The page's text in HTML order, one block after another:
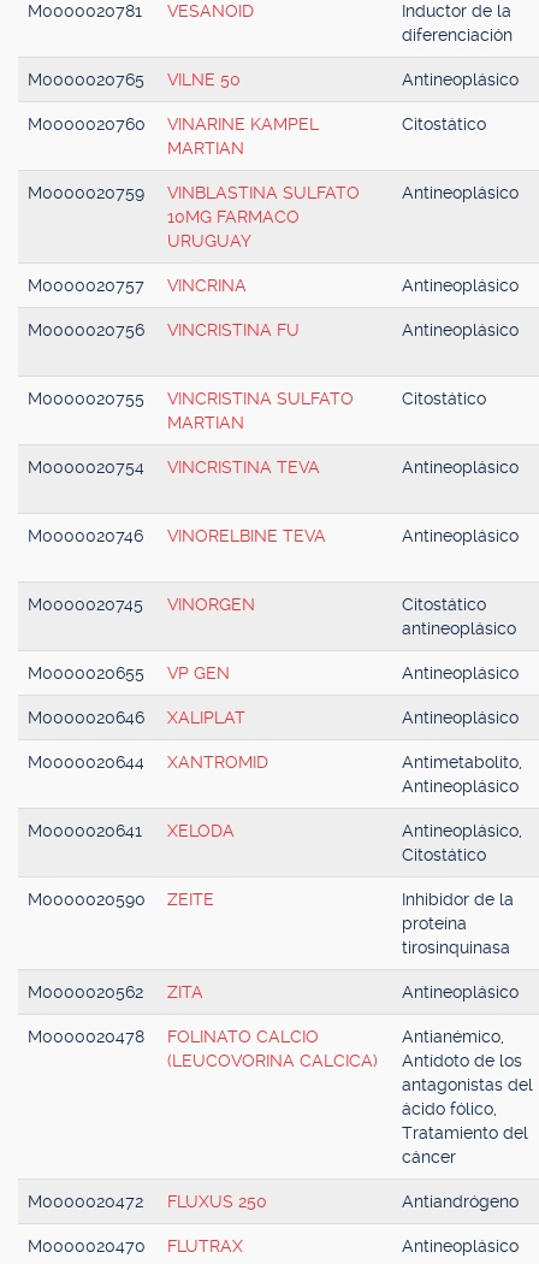
M0000020781 VESANOID
Inductor de la
diferenciación
M0000020765 VILNE 50 Antineoplásico
M0000020760
VINARINE KAMPEL
MARTIAN
Citostático
M0000020759
VINBLASTINA SULFATO
10MG FARMACO
URUGUAY
Antineoplásico
M0000020757 VINCRINA Antineoplásico
M0000020756 VINCRISTINA FU Antineoplásico
M0000020755
VINCRISTINA SULFATO
MARTIAN
Citostático
M0000020754 VINCRISTINA TEVA Antineoplásico
M0000020746 VINORELBINE TEVA Antineoplásico
M0000020745 VINORGEN
Citostático
antineoplásico
M0000020655 VP GEN Antineoplásico
M0000020646 XALIPLAT Antineoplásico
M0000020644 XANTROMID
Antimetabolito,
Antineoplásico
M0000020641 XELODA
Antineoplásico,
Citostático
M0000020590 ZEITE
Inhibidor de la
proteína
tirosinquinasa
M0000020562 ZITA Antineoplásico
M0000020478
FOLINATO CALCIO
(LEUCOVORINA CALCICA)
Antianémico,
Antídoto de los
antagonistas del
ácido fólico,
Tratamiento del
cáncer
M0000020472 FLUXUS 250 Antiandrógeno
M0000020470 FLUTRAX Antineoplásico